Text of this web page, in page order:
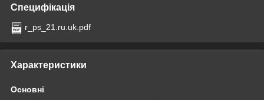
Специфікація
r_ps_21.ru.uk.pdf
Характеристики
Основні